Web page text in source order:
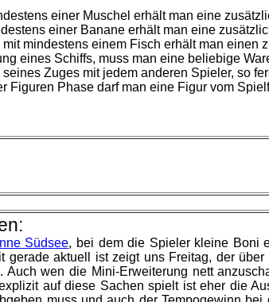
einer Muschel erhält man eine
einer Banane erhält man eine
mindestens einem Fisch erhält man einen
eines Schiffs, muss man eine beliebige
Zuges mit jedem anderen Spieler, so
Figuren Phase darf man eine Figur vom
Südsee, bei dem die Spieler kleine Boni
gerade aktuell ist zeigt uns Freitag, der
Auch wen die Mini-Erweiterung nett
auf diese Sachen spielt ist eher die